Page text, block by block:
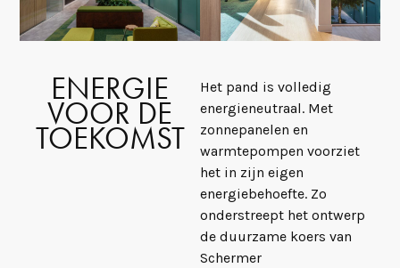
ENERGIE
VOOR DE
TOEKOMST
Het pand is volledig
energieneutraal. Met
zonnepanelen en
warmtepompen voorziet
het in zijn eigen
energiebehoefte. Zo
onderstreept het ontwerp
de duurzame koers van
Schermer